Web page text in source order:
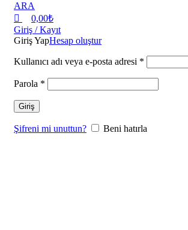
ARA
0,00₺
Giriş / Kayıt
Giriş YapHesap oluştur
Kullanıcı adı veya e-posta adresi *
Parola *
Giriş
Şifreni mi unuttun? Beni hatırla